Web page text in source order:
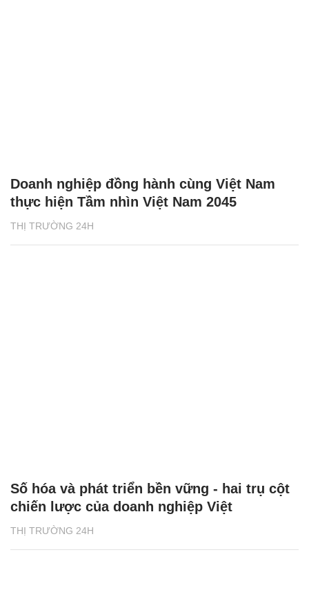
THỊ TRƯỜNG 24H
Doanh nghiệp đồng hành cùng Việt Nam
thực hiện Tầm nhìn Việt Nam 2045
THỊ TRƯỜNG 24H
Số hóa và phát triển bền vững - hai trụ cột
chiến lược của doanh nghiệp Việt